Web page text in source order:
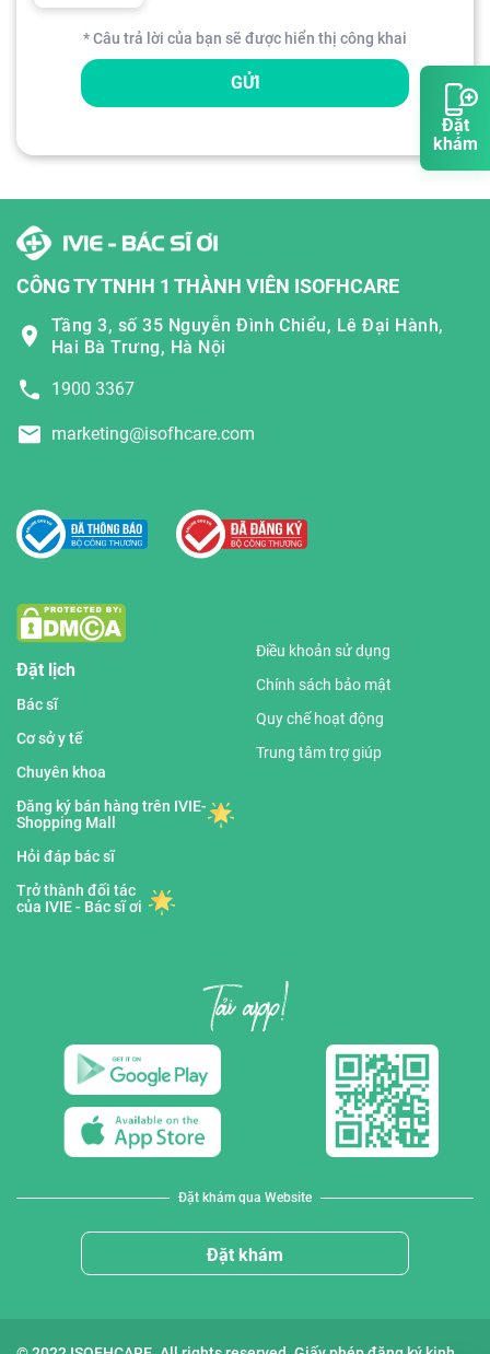
Đặt
khám
* Câu trả lời của bạn sẽ được hiển thị công khai
GỬI
CÔNG TY TNHH 1 THÀNH VIÊN ISOFHCARE
Tầng 3, số 35 Nguyễn Đình Chiểu, Lê Đại Hành,
Hai Bà Trưng, Hà Nội
1900 3367
marketing@isofhcare.com
Đặt lịch
Bác sĩ
Cơ sở y tế
Chuyên khoa
Đăng ký bán hàng trên IVIE-
Shopping Mall
Hỏi đáp bác sĩ
Trở thành đối tác
của IVIE - Bác sĩ ơi
Điều khoản sử dụng
Chính sách bảo mật
Quy chế hoạt động
Trung tâm trợ giúp
Đặt khám qua Website
Đặt khám